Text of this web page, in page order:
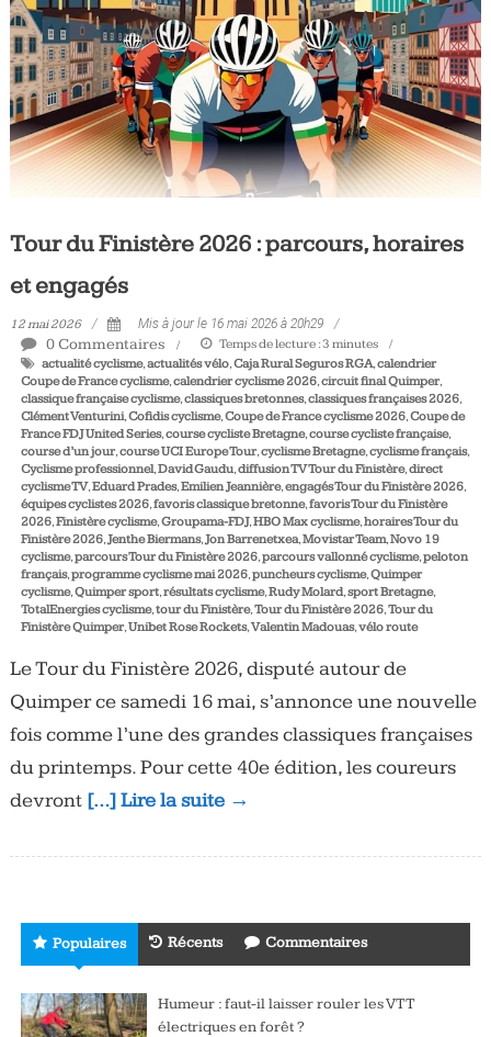
Tous
les
jours,
votre
actualité
vélo
Tour du Finistère 2026 : parcours, horaires
et engagés
12 mai 2026 Mis à jour le 16 mai 2026 à 20h29
0 Commentaires Temps de lecture :3 minutes
actualité cyclisme,actualités vélo,Caja Rural Seguros RGA,calendrier
Coupe de France cyclisme,calendrier cyclisme 2026,circuit final Quimper,
classique française cyclisme,classiques bretonnes,classiques françaises 2026,
Clément Venturini,Cofidis cyclisme,Coupe de France cyclisme 2026,Coupe de
France FDJ United Series,course cycliste Bretagne,course cycliste française,
course d’un jour,course UCI Europe Tour,cyclisme Bretagne,cyclisme français,
Cyclisme professionnel,David Gaudu,diffusion TV Tour du Finistère,direct
cyclisme TV,Eduard Prades,Emilien Jeannière,engagés Tour du Finistère 2026,
équipes cyclistes 2026,favoris classique bretonne,favoris Tour du Finistère
2026,Finistère cyclisme,Groupama-FDJ,HBO Max cyclisme,horaires Tour du
Finistère 2026,Jenthe Biermans,Jon Barrenetxea,Movistar Team,Novo 19
cyclisme,parcours Tour du Finistère 2026,parcours vallonné cyclisme,peloton
français,programme cyclisme mai 2026,puncheurs cyclisme,Quimper
cyclisme,Quimper sport,résultats cyclisme,Rudy Molard,sport Bretagne,
TotalEnergies cyclisme,tour du Finistère,Tour du Finistère 2026,Tour du
Finistère Quimper,Unibet Rose Rockets,Valentin Madouas,vélo route
Le Tour du Finistère 2026, disputé autour de
Quimper ce samedi 16 mai, s’annonce une nouvelle
fois comme l’une des grandes classiques françaises
du printemps. Pour cette 40e édition, les coureurs
devront […] Lire la suite →
Populaires Récents Commentaires
Humeur : faut-il laisser rouler les VTT
électriques en forêt ?